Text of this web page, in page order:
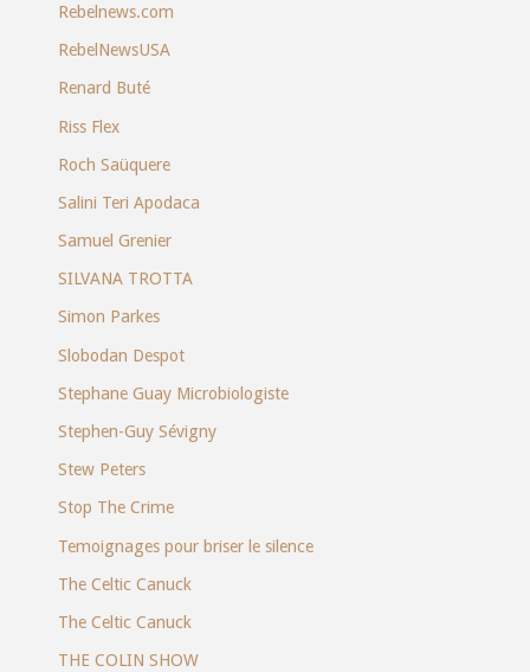
Rebelnews.com
RebelNewsUSA
Renard Buté
Riss Flex
Roch Saüquere
Salini Teri Apodaca
Samuel Grenier
SILVANA TROTTA
Simon Parkes
Slobodan Despot
Stephane Guay Microbiologiste
Stephen-Guy Sévigny
Stew Peters
Stop The Crime
Temoignages pour briser le silence
The Celtic Canuck
The Celtic Canuck
THE COLIN SHOW